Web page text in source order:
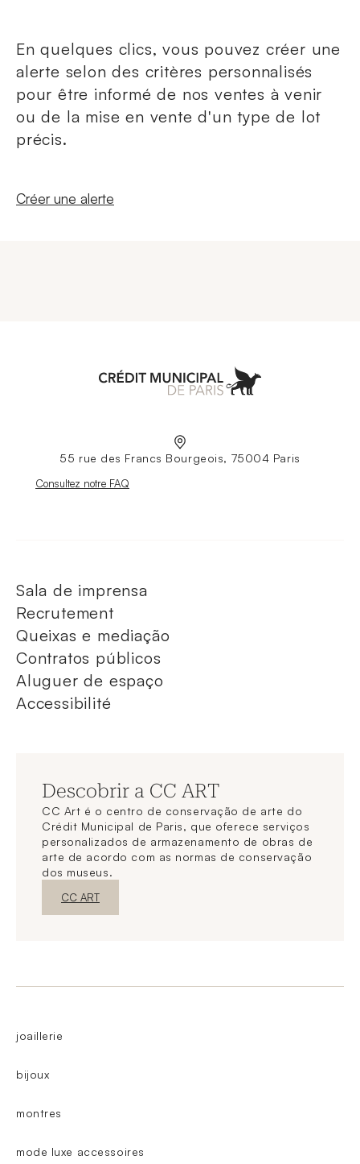
En quelques clics, vous pouvez créer une
alerte selon des critères personnalisés
pour être informé de nos ventes à venir
ou de la mise en vente d'un type de lot
précis.
Nouvelle fenêtre
Créer une alerte
55 rue des Francs Bourgeois, 75004 Paris
Nouvelle fenêtre
Consultez notre FAQ
Sala de imprensa
Recrutement
Queixas e mediação
Contratos públicos
Aluguer de espaço
Accessibilité
Descobrir a CC ART
CC Art é o centro de conservação de arte do
Crédit Municipal de Paris, que oferece serviços
personalizados de armazenamento de obras de
arte de acordo com as normas de conservação
dos museus.
Nova janelaDescubra o
CC ART
joaillerie
bijoux
montres
mode luxe accessoires